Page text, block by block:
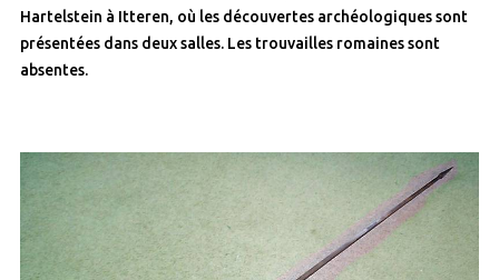
Hartelstein à Itteren, où les découvertes archéologiques sont
présentées dans deux salles. Les trouvailles romaines sont
absentes.